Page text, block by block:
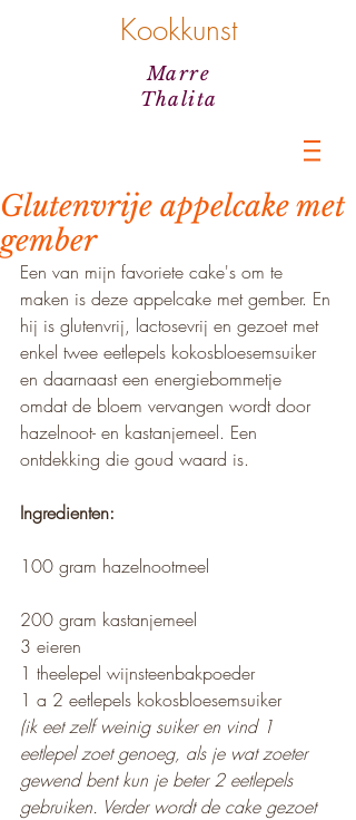
Kookkunst
Marre
Thalita
Glutenvrije appelcake met
gember
Een van mijn favoriete cake's om te
maken is deze appelcake met gember. En
hij is glutenvrij, lactosevrij en gezoet met
enkel twee eetlepels kokosbloesemsuiker
en daarnaast een energiebommetje
omdat de bloem vervangen wordt door
hazelnoot- en kastanjemeel. Een
ontdekking die goud waard is.
Ingredienten:
100 gram hazelnootmeel
200 gram kastanjemeel
3 eieren
1 theelepel wijnsteenbakpoeder
1 a 2 eetlepels kokosbloesemsuiker
(ik eet zelf weinig suiker en vind 1
eetlepel zoet genoeg, als je wat zoeter
gewend bent kun je beter 2 eetlepels
gebruiken. Verder wordt de cake gezoet